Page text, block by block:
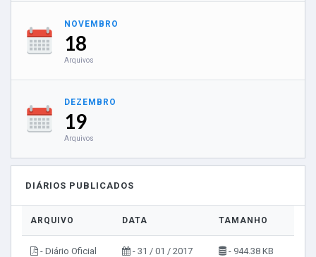
NOVEMBRO
18
Arquivos
DEZEMBRO
19
Arquivos
DIÁRIOS PUBLICADOS
ARQUIVO DATA TAMANHO
- Diário Oficial - 31 / 01 / 2017 - 944.38 KB